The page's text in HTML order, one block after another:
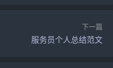
下一篇
服务员个人总结范文